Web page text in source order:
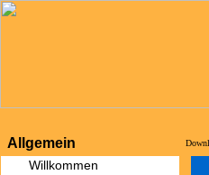
Allgemein
Willkommen